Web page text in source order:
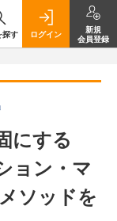
探す ログイン
新規
会員登録
にする
ョン・マ
ソッドを